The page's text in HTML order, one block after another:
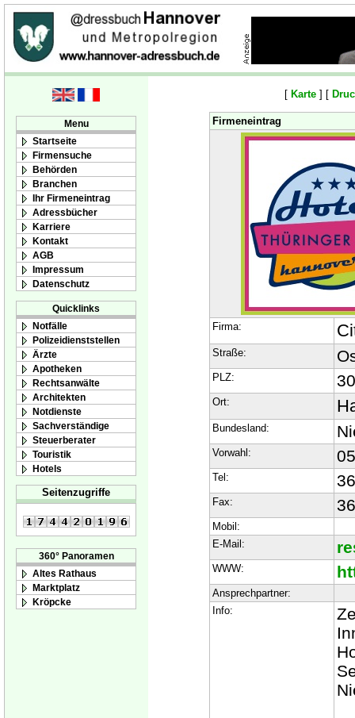
Menu
Startseite
Firmensuche
Behörden
Branchen
Ihr Firmeneintrag
Adressbücher
Karriere
Kontakt
AGB
Impressum
Datenschutz
Quicklinks
Notfälle
Polizeidienststellen
Ärzte
Apotheken
Rechtsanwälte
Architekten
Notdienste
Sachverständige
Steuerberater
Touristik
Hotels
Seitenzugriffe
360° Panoramen
Altes Rathaus
Marktplatz
Kröpcke
[ Karte ] [
Firmeneintrag
Firma:
Straße:
PLZ:
Ort:
Bundesland:
Vorwahl:
Tel:
Fax:
Mobil:
E-Mail:
WWW:
Ansprechpartner:
Info: